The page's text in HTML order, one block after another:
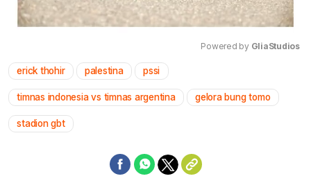
Powered by GliaStudios
erick thohir palestina pssi
timnas indonesia vs timnas argentina gelora bung tomo
stadion gbt